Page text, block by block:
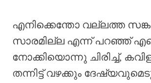
എനിക്കെന്തോ വല്ലത്ത
സാരമില്ല എന്ന് പറഞ്ഞ്‌
നോക്കിയൊന്നു ചിരിച്ച്,
തന്നിട്ട് വഴക്കും